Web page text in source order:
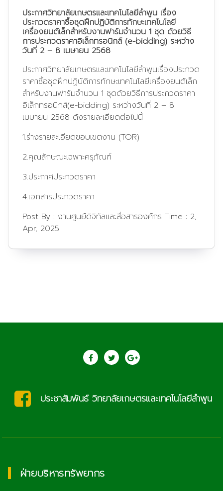
ประกาศวิทยาลัยเกษตรและเทคโนโลยีลำพูน เรื่อง
ประกวดราคาซื้อชุดฝึกปฏิบัติการทักษะเทคโนโลยี
เครื่องยนต์เล็กสำหรับงานฟาร์มจำนวน 1 ชุด ด้วยวิธี
การประกวดราคาอิเล็กทรอนิกส์ (e-bidding) ระหว่าง
วันที่ 2 – 8 เมษายน 2568
ประกาศวิทยาลัยเกษตรและเทคโนโลยีลำพูนเรื่องประกวด
ราคาซื้อชุดฝึกปฏิบัติการทักษะเทคโนโลยีเครื่องยนต์เล็ก
สำหรับงานฟาร์มจำนวน 1 ชุดด้วยวิธีการประกวดราคา
อิเล็กทรอนิกส์(e-bidding) ระหว่างวันที่ 2 – 8
เมษายน 2568 ดังรายละเอียดต่อไปนี้
1.ร่างรายละเอียดขอบเขตงาน (TOR)
2.คุณลักษณะเฉพาะครุภัณฑ์
3.ประกาศประกวดราคา
4.เอกสารประกวดราคา
Post By : งานศูนย์ดิจิทัลและสื่อสารองค์กร Time : 2,
Apr, 2025
ประชาสัมพันธ์ วิทยาลัยเกษตรและเทคโนโลยีลำพูน
ฝ่ายบริหารทรัพยากร